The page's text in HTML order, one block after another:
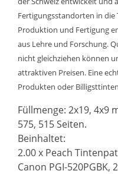
Fertigungsstandorten in
Produktion und Fertigung
aus Lehre und Forschung.
nicht gleichziehen können
attraktiven Preisen. Eine
Produkten oder
Füllmenge: 2x19, 4x9
575, 515 Seiten.
Beinhaltet:
2.00 x Peach
Canon PGI-520PGBK,